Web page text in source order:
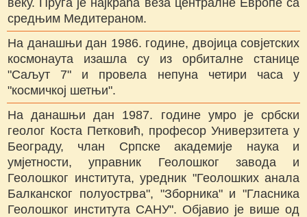
средњим Медитераном.
На данашњи дан 1986. године, двојица совјетских
космонаута изашла су из орбиталне станице
"Саљут 7" и провела непуна четири часа у
"космичкој шетњи".
На данашњи дан 1987. године умро је србски
геолог Коста Петковић, професор Универзитета у
Београду, члан Српске академије наука и
умјетности, управник Геолошког завода и
Геолошког института, уредник "Геолошких анала
Балканског полуострва", "Зборника" и "Гласника
Геолошког института САНУ". Објавио је више од